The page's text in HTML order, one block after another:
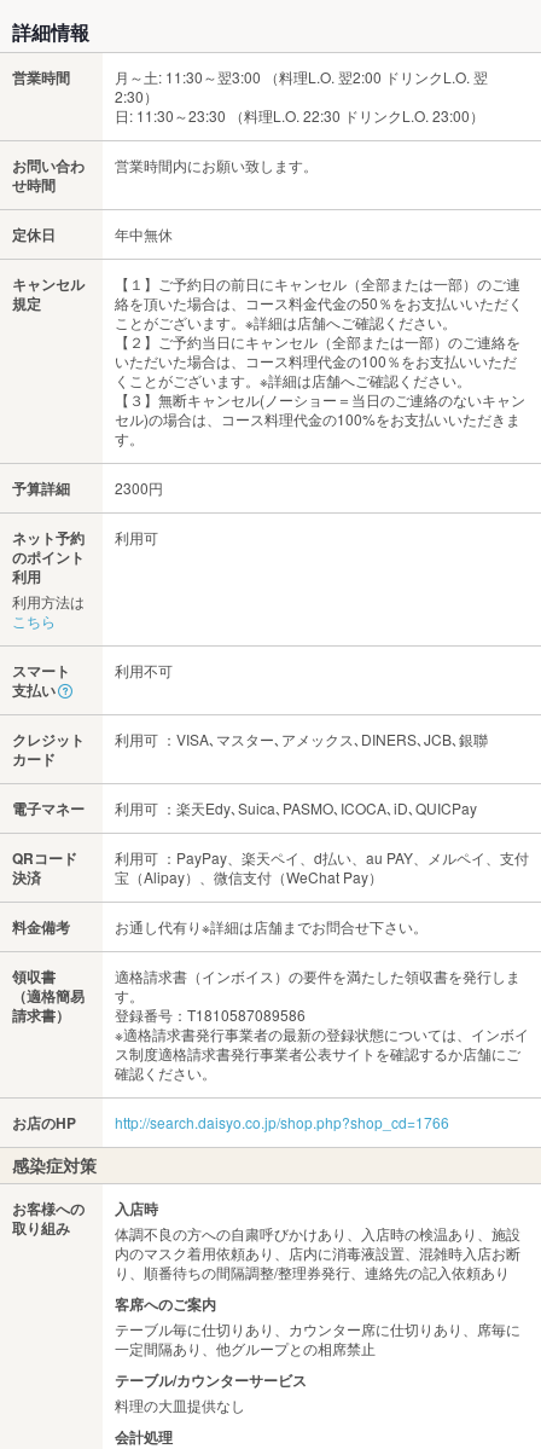
詳細情報
営業時間
月～土: 11:30～翌3:00 （料理L.O. 翌2:00 ドリンクL.O. 翌
2:30）
日: 11:30～23:30 （料理L.O. 22:30 ドリンクL.O. 23:00）
お問い合わ
せ時間
営業時間内にお願い致します。
定休日 年中無休
キャンセル
規定
【１】ご予約日の前日にキャンセル（全部または一部）のご連
絡を頂いた場合は、コース料金代金の50％をお支払いいただく
ことがございます。※詳細は店舗へご確認ください。
【２】ご予約当日にキャンセル（全部または一部）のご連絡を
いただいた場合は、コース料理代金の100％をお支払いいただ
くことがございます。※詳細は店舗へご確認ください。
【３】無断キャンセル(ノーショー＝当日のご連絡のないキャン
セル)の場合は、コース料理代金の100%をお支払いいただきま
す。
予算詳細 2300円
ネット予約
のポイント
利用
利用方法は
こちら
利用可
スマート
支払い
利用不可
クレジット
カード
利用可 ：VISA､マスター､アメックス､DINERS､JCB､銀聯
電子マネー 利用可 ：楽天Edy､Suica､PASMO､ICOCA､iD､QUICPay
QRコード
決済
利用可 ：PayPay、楽天ペイ、d払い、au PAY、メルペイ、支付
宝（Alipay）、微信支付（WeChat Pay）
料金備考 お通し代有り※詳細は店舗までお問合せ下さい。
領収書
（適格簡易
請求書）
適格請求書（インボイス）の要件を満たした領収書を発行しま
す。
登録番号：T1810587089586
※適格請求書発行事業者の最新の登録状態については、インボイ
ス制度適格請求書発行事業者公表サイトを確認するか店舗にご
確認ください。
お店のHP http://search.daisyo.co.jp/shop.php?shop_cd=1766
感染症対策
お客様への
取り組み
入店時
体調不良の方への自粛呼びかけあり、入店時の検温あり、施設
内のマスク着用依頼あり、店内に消毒液設置、混雑時入店お断
り、順番待ちの間隔調整/整理券発行、連絡先の記入依頼あり
客席へのご案内
テーブル毎に仕切りあり、カウンター席に仕切りあり、席毎に
一定間隔あり、他グループとの相席禁止
テーブル/カウンターサービス
料理の大皿提供なし
会計処理